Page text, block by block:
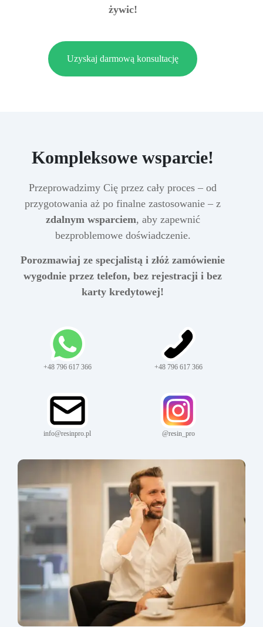
żywic!
Uzyskaj darmową konsultację
Kompleksowe wsparcie!
Przeprowadzimy Cię przez cały proces – od
przygotowania aż po finalne zastosowanie – z
zdalnym wsparciem, aby zapewnić
bezproblemowe doświadczenie.
Porozmawiaj ze specjalistą i złóż zamówienie
wygodnie przez telefon, bez rejestracji i bez
karty kredytowej!
+48 796 617 366 +48 796 617 366
info@resinpro.pl @resin_pro